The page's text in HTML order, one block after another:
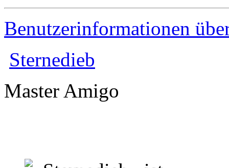
Benutzerinformationen
Sternedieb
Master Amigo